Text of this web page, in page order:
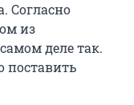
Согласно
из
деле так.